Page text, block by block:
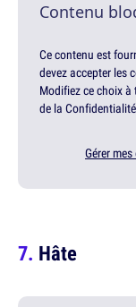
Contenu
Ce contenu est
devez accepter les
Modifiez ce choix à
de la
Gérer
Hâte